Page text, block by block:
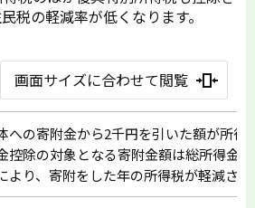
税の軽減率が低くなります。
画面サイズに合わせて閲覧
への寄附金から2千円を引いた額が所得
控除の対象となる寄附金額は総所得金
より、寄附をした年の所得税が軽減さ